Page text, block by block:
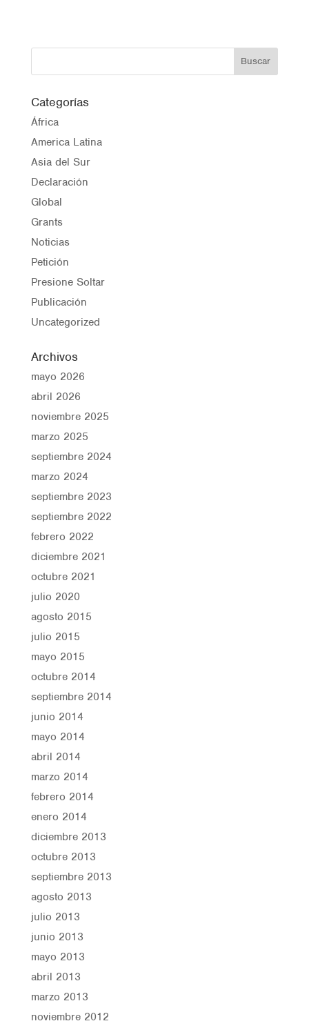
Categorías
África
America Latina
Asia del Sur
Declaración
Global
Grants
Noticias
Petición
Presione Soltar
Publicación
Uncategorized
Archivos
mayo 2026
abril 2026
noviembre 2025
marzo 2025
septiembre 2024
marzo 2024
septiembre 2023
septiembre 2022
febrero 2022
diciembre 2021
octubre 2021
julio 2020
agosto 2015
julio 2015
mayo 2015
octubre 2014
septiembre 2014
junio 2014
mayo 2014
abril 2014
marzo 2014
febrero 2014
enero 2014
diciembre 2013
octubre 2013
septiembre 2013
agosto 2013
julio 2013
junio 2013
mayo 2013
abril 2013
marzo 2013
noviembre 2012